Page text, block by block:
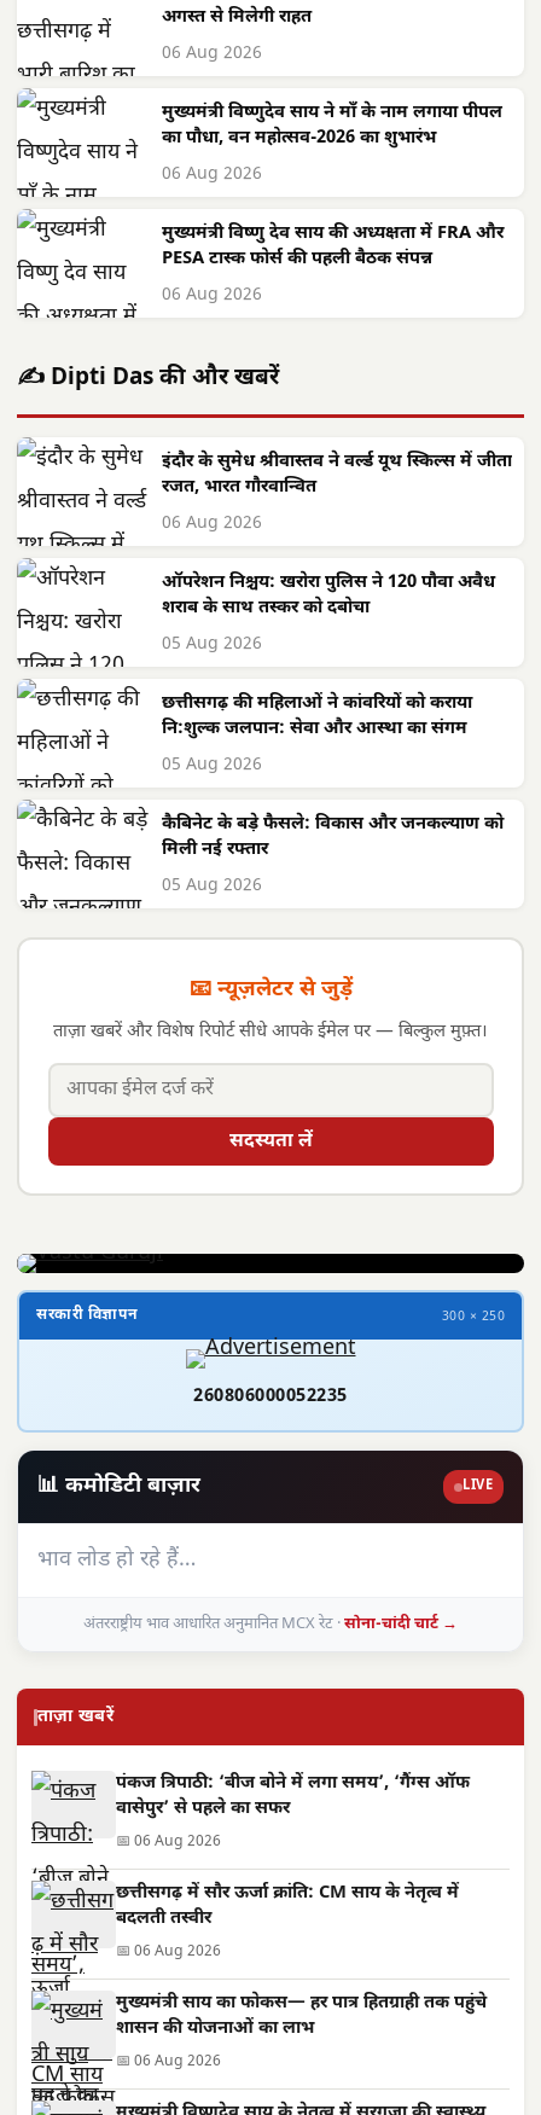
अगस्त से मिलेगी राहत
06 Aug 2026
मुख्यमंत्री विष्णुदेव साय ने माँ के नाम लगाया पीपल
का पौधा, वन महोत्सव-2026 का शुभारंभ
06 Aug 2026
मुख्यमंत्री विष्णु देव साय की अध्यक्षता में FRA और
PESA टास्क फोर्स की पहली बैठक संपन्न
06 Aug 2026
✍️ Dipti Das की और खबरें
इंदौर के सुमेध श्रीवास्तव ने वर्ल्ड यूथ स्किल्स में जीता
रजत, भारत गौरवान्वित
06 Aug 2026
ऑपरेशन निश्चय: खरोरा पुलिस ने 120 पौवा अवैध
शराब के साथ तस्कर को दबोचा
05 Aug 2026
छत्तीसगढ़ की महिलाओं ने कांवरियों को कराया
नि:शुल्क जलपान: सेवा और आस्था का संगम
05 Aug 2026
कैबिनेट के बड़े फैसले: विकास और जनकल्याण को
मिली नई रफ्तार
05 Aug 2026
📧 न्यूज़लेटर से जुड़ें
ताज़ा खबरें और विशेष रिपोर्ट सीधे आपके ईमेल पर — बिल्कुल मुफ़्त।
सदस्यता लें
सरकारी विज्ञापन 300 × 250
260806000052235
📊 कमोडिटी बाज़ार LIVE
भाव लोड हो रहे हैं…
अंतरराष्ट्रीय भाव आधारित अनुमानित MCX रेट ·सोना-चांदी चार्ट →
ताज़ा खबरें
पंकज त्रिपाठी: ‘बीज बोने में लगा समय’, ‘गैंग्स ऑफ
वासेपुर’ से पहले का सफर
📅 06 Aug 2026
छत्तीसगढ़ में सौर ऊर्जा क्रांति: CM साय के नेतृत्व में
बदलती तस्वीर
📅 06 Aug 2026
मुख्यमंत्री साय का फोकस— हर पात्र हितग्राही तक पहुंचे
शासन की योजनाओं का लाभ
📅 06 Aug 2026